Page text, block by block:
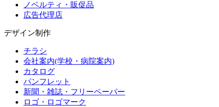
ノベルティ・販促品
広告代理店
デザイン制作
チラシ
会社案内(学校・病院案内)
カタログ
パンフレット
新聞・雑誌・フリーペーパー
ロゴ・ロゴマーク